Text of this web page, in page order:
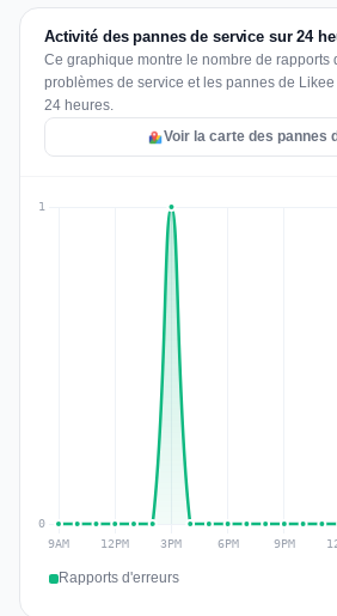
Activité des pannes de service sur 24
Ce graphique montre le nombre de rapports
problèmes de service et les pannes de
24 heures.
Voir la carte des pannes
Rapports d'erreurs